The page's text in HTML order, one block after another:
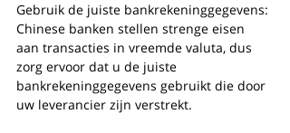
Gebruik de juiste bankrekeninggegevens:
Chinese banken stellen strenge eisen
aan transacties in vreemde valuta, dus
zorg ervoor dat u de juiste
bankrekeninggegevens gebruikt die door
uw leverancier zijn verstrekt.